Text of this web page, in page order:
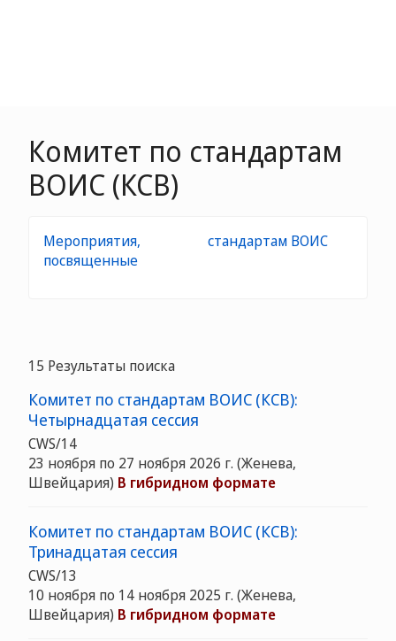
Комитет по стандартам
ВОИС (КСВ)
Мероприятия,
посвященные
стандартам ВОИС
15 Результаты поиска
Комитет по стандартам ВОИС (КСВ):
Четырнадцатая сессия
CWS/14
23 ноября по 27 ноября 2026 г. (Женева,
Швейцария) В гибридном формате
Комитет по стандартам ВОИС (КСВ):
Тринадцатая сессия
CWS/13
10 ноября по 14 ноября 2025 г. (Женева,
Швейцария) В гибридном формате